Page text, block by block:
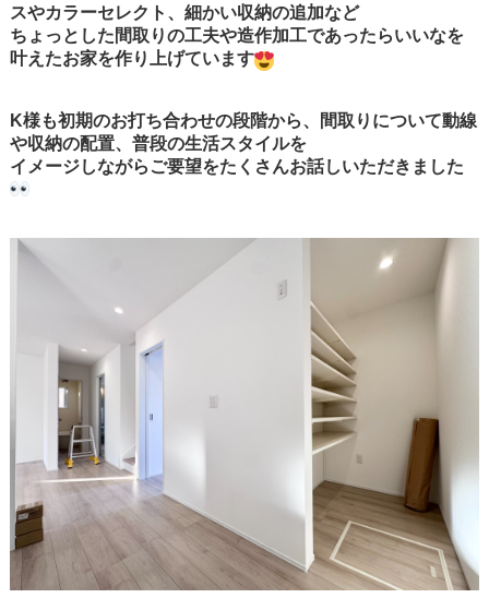
スやカラーセレクト、細かい収納の追加など
ちょっとした間取りの工夫や造作加工であったらいいなを
叶えたお家を作り上げています
K様も初期のお打ち合わせの段階から、間取りについて動線
や収納の配置、普段の生活スタイルを
イメージしながらご要望をたくさんお話しいただきました